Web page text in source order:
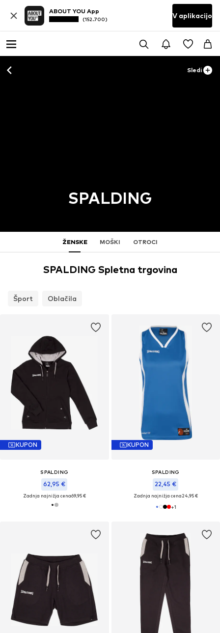
ABOUT YOU App
(152.700) V aplikacijo
Sledi
SPALDING
ŽENSKE MOŠKI OTROCI
SPALDING Spletna trgovina
Šport Oblačila
KUPON
SPALDING
62,95 €
Zadnja najnižja cena69,95 €
KUPON
SPALDING
22,45 €
Zadnja najnižja cena24,95 €
+1